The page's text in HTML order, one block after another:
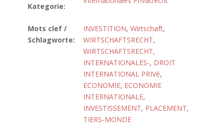
Kategorie:
Mots clef /
Schlagworte:
INVESTITION, Wirtschaft,
WIRTSCHAFTSRECHT,
WIRTSCHAFTSRECHT,
INTERNATIONALES-, DROIT
INTERNATIONAL PRIVé,
ECONOMIE, ECONOMIE
INTERNATIONALE,
INVESTISSEMENT, PLACEMENT,
TIERS-MONDE